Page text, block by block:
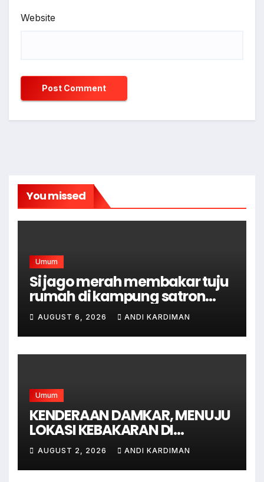
Website
You missed
Umum
Si jago merah membakar tuju
rumah di kampung satron
sodonghilir .
AUGUST 6, 2026 ANDI KARDIMAN
Umum
KENDERAAN DAMKAR, MENUJU
LOKASI KEBAKARAN DI
JAGAKARSA JAKARTA
SELATAN
AUGUST 2, 2026 ANDI KARDIMAN